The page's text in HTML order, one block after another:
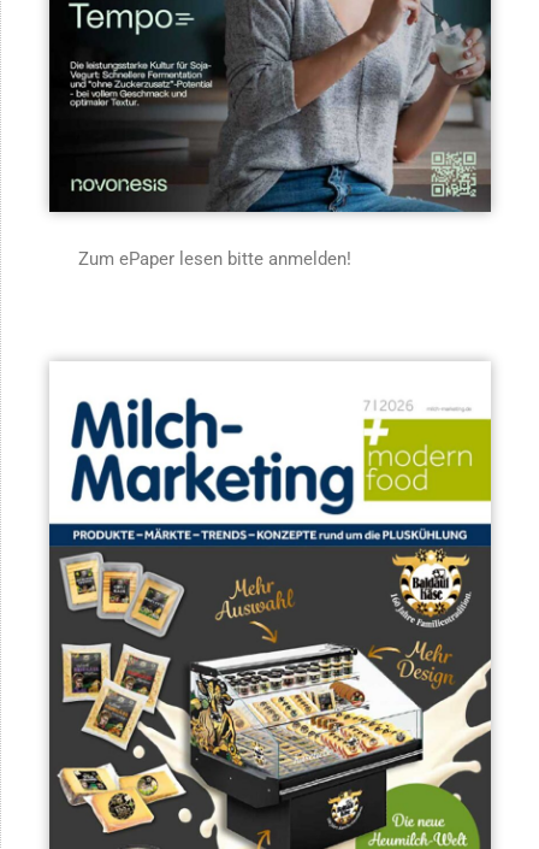
Zum ePaper lesen bitte anmelden!